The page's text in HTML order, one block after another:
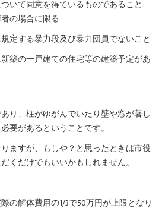
いて同意を得ているものであること
の場合に限る
定する暴力段及び暴力団員でないこと
築の一戸建ての住宅等の建築予定があ
り、柱がゆがんでいたり壁や窓が著し
要があるということです。
ますが、もしや？と思ったときは市役
くだけでもいいかもしれません。
の解体費用の1/3で50万円が上限となり